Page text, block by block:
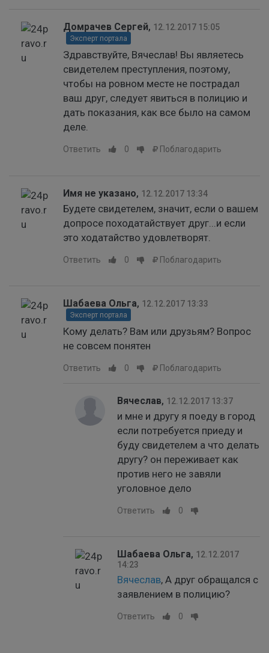
Домрачев Сергей, 12.12.2017 15:05
Эксперт портала
Здравствуйте, Вячеслав! Вы являетесь
свидетелем преступления, поэтому,
чтобы на ровном месте не пострадал
ваш друг, следует явиться в полицию и
дать показания, как все было на самом
деле.
Ответить 0 Поблагодарить
Имя не указано, 12.12.2017 13:34
Будете свидетелем, значит, если о вашем
допросе походатайствует друг...и если
это ходатайство удовлетворят.
Ответить 0 Поблагодарить
Шабаева Ольга, 12.12.2017 13:33
Эксперт портала
Кому делать? Вам или друзьям? Вопрос
не совсем понятен
Ответить 0 Поблагодарить
Вячеслав, 12.12.2017 13:37
и мне и другу я поеду в город
если потребуется приеду и
буду свидетелем а что делать
другу? он переживает как
против него не завяли
уголовное дело
Ответить 0
Шабаева Ольга, 12.12.2017
14:23
Вячеслав, А друг обращался с
заявлением в полицию?
Ответить 0